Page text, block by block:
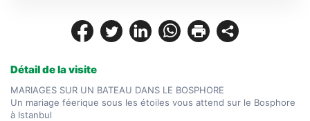
Détail de la visite
MARIAGES SUR UN BATEAU DANS LE BOSPHORE
Un mariage féerique sous les étoiles vous attend sur le Bosphore
à Istanbul